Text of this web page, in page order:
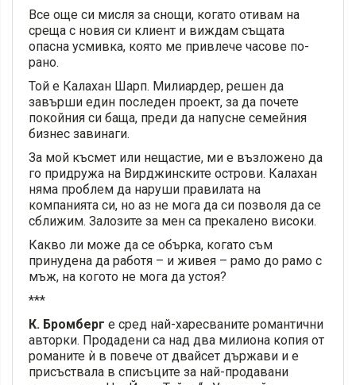
Все още си мисля за снощи, когато отивам на
среща с новия си клиент и виждам същата
опасна усмивка, която ме привлече часове по-
рано.
Той е Калахан Шарп. Милиардер, решен да
завърши един последен проект, за да почете
покойния си баща, преди да напусне семейния
бизнес завинаги.
За мой късмет или нещастие, ми е възложено да
го придружа на Вирджинските острови. Калахан
няма проблем да наруши правилата на
компанията си, но аз не мога да си позволя да се
сближим. Залозите за мен са прекалено високи.
Какво ли може да се обърка, когато съм
принудена да работя – и живея – рамо до рамо с
мъж, на когото не мога да устоя?
***
К. Бромберг е сред най-харесваните романтични
авторки. Продадени са над два милиона копия от
романите ѝ в повече от двайсет държави и е
присъствала в списъците за най-продавани